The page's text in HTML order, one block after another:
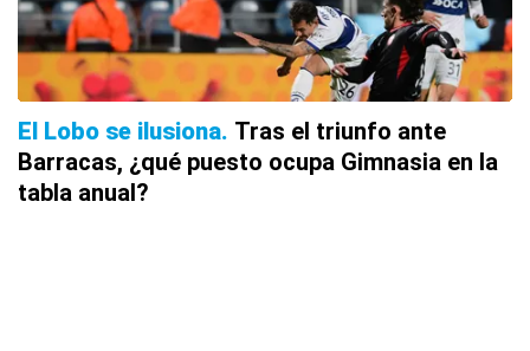
El Lobo se ilusiona Tras el triunfo ante
Barracas, ¿qué puesto ocupa Gimnasia en la
tabla anual?